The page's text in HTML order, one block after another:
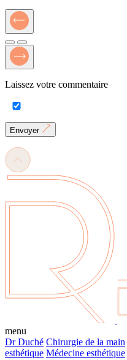
Laissez votre commentaire
Envoyer
menu
Dr Duché Chirurgie de la main
esthétique Médecine esthétique